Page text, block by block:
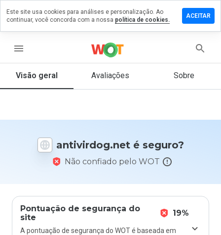
menu
Visão geral Avaliações Sobre
antivirdog.net é seguro?
Não confiado pelo WOT
Pontuação de segurança do
site
19%
A pontuação de segurança do WOT é baseada em
um
que
Este site usa cookies para análises e personalização. Ao
continuar, você concorda com a nossa política de cookies.
ACEITAR